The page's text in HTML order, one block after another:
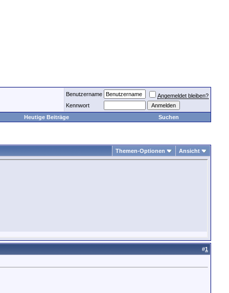
Benutzername
Angemeldet bleiben?
Kennwort
Heutige Beiträge
Suchen
Themen-Optionen Ansicht
#1